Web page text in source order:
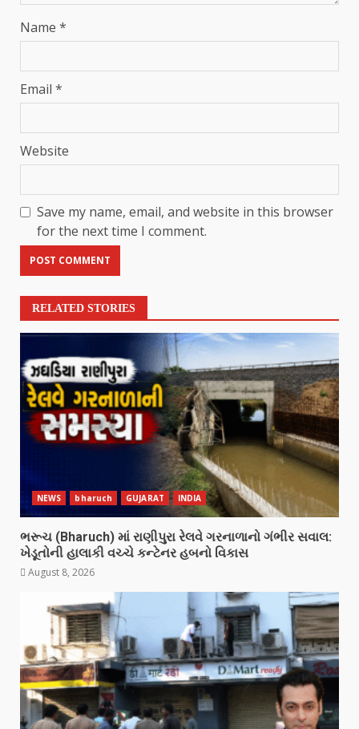
Name *
Email *
Website
Save my name, email, and website in this browser
for the next time I comment.
RELATED STORIES
NEWS bharuch GUJARAT INDIA
ભરૂચ (Bharuch) માં રાણીપુરા રેલવે ગરનાળાનો ગંભીર સવાલ:
ખેડૂતોની હાલાકી વચ્ચે કન્ટેનર હબનો વિકાસ
August 8, 2026